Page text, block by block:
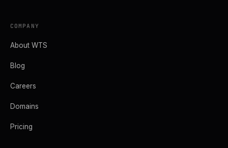
COMPANY
About WTS
Blog
Careers
Domains
Pricing